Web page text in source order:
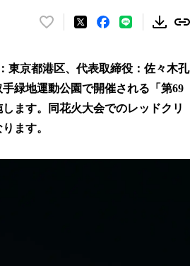
い
！
数
を
み
京都港区、代表取締役：佐々木孔
緑地運動公園で開催される「第69
ます。同花火大会でのレッドクリ
ます。